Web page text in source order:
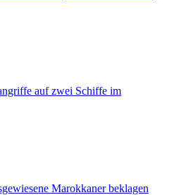
auf zwei Schiffe im
Marokkaner beklagen